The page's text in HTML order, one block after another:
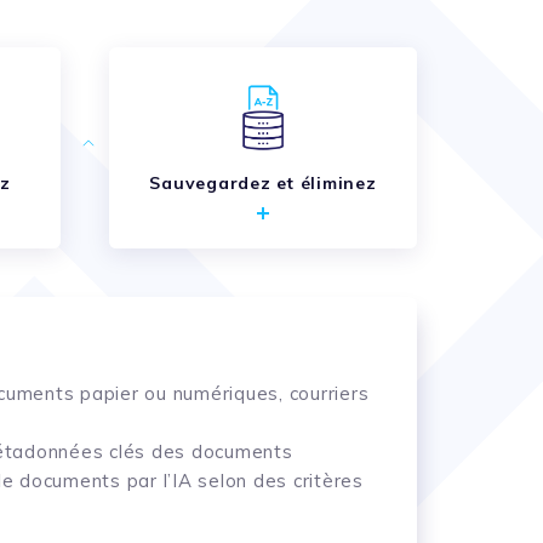
papier ou numériques, courriers
clés des documents
documents par l’IA selon des critères
mobile) et depuis n’importe où
entre plusieurs utilisateurs,
ou les retards de tâches à effectuer
des flux documentaires pour une
Sauvegardez et éliminez
que seules les versions les plus
aux normes légales, garantissant